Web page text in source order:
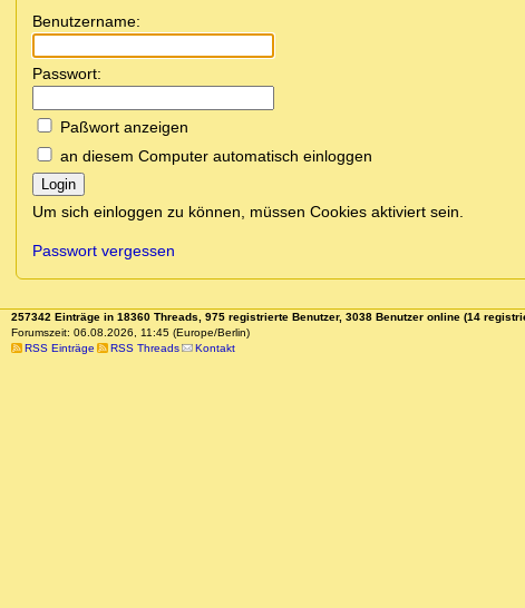
Benutzername:
Passwort:
Paßwort anzeigen
an diesem Computer automatisch einloggen
Login
Um sich einloggen zu können, müssen Cookies aktiviert sein.
Passwort vergessen
257342 Einträge in 18360 Threads, 975 registrierte Benutzer, 3038 Benutzer online (14
Forumszeit: 06.08.2026, 11:45 (Europe/Berlin)
RSS Einträge
RSS Threads Kontakt